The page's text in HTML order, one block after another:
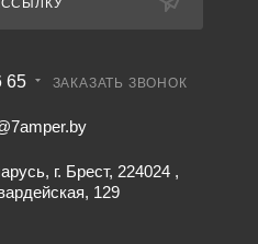
65 ЗАКАЗАТЬ ЗВОНОК
г. Брест, 224024 ,
129